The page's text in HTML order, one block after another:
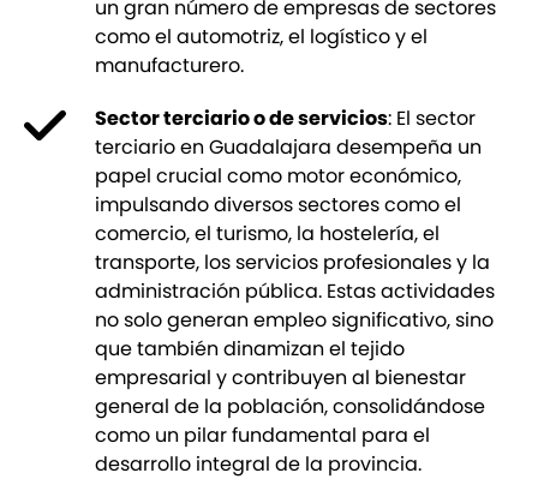
un gran número de empresas de sectores
como el automotriz, el logístico y el
manufacturero.
Sector terciario o de servicios: El sector
terciario en Guadalajara desempeña un
papel crucial como motor económico,
impulsando diversos sectores como el
comercio, el turismo, la hostelería, el
transporte, los servicios profesionales y la
administración pública. Estas actividades
no solo generan empleo significativo, sino
que también dinamizan el tejido
empresarial y contribuyen al bienestar
general de la población, consolidándose
como un pilar fundamental para el
desarrollo integral de la provincia.